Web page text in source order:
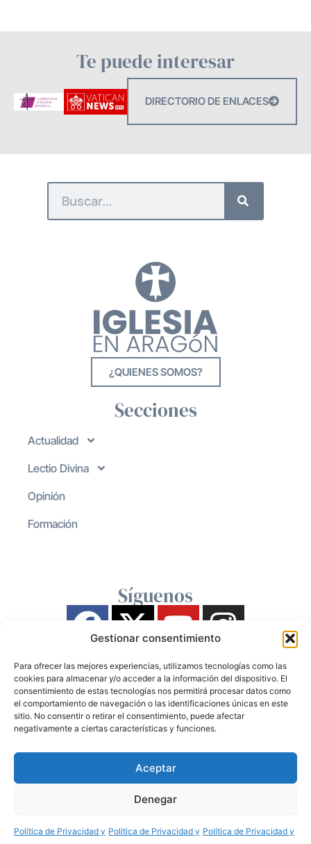
Gestionar consentimiento
Para ofrecer las mejores experiencias, utilizamos tecnologías como las
cookies para almacenar y/o acceder a la información del dispositivo. El
consentimiento de estas tecnologías nos permitirá procesar datos como
el comportamiento de navegación o las identificaciones únicas en este
sitio. No consentir o retirar el consentimiento, puede afectar
negativamente a ciertas características y funciones.
Aceptar
Denegar
Política de Privacidad y Política de Privacidad y Política de Privacidad y
Te puede interesar
DIRECTORIO DE ENLACES
¿QUIENES SOMOS?
Secciones
Actualidad
Lectio Divina
Opinión
Formación
Síguenos